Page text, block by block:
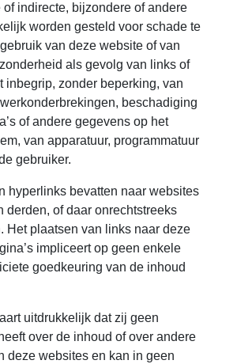
of indirecte, bijzondere of andere
worden gesteld voor schade te
van deze website of van
als gevolg van links of
inbegrip, zonder beperking, van
beschadiging
of andere gegevens op het
van apparatuur, programmatuur
gebruiker.
hyperlinks bevatten naar websites
derden, of daar onrechtstreeks
Het plaatsen van links naar deze
impliceert op geen enkele
goedkeuring van de inhoud
uitdrukkelijk dat zij geen
over de inhoud of over andere
deze websites en kan in geen